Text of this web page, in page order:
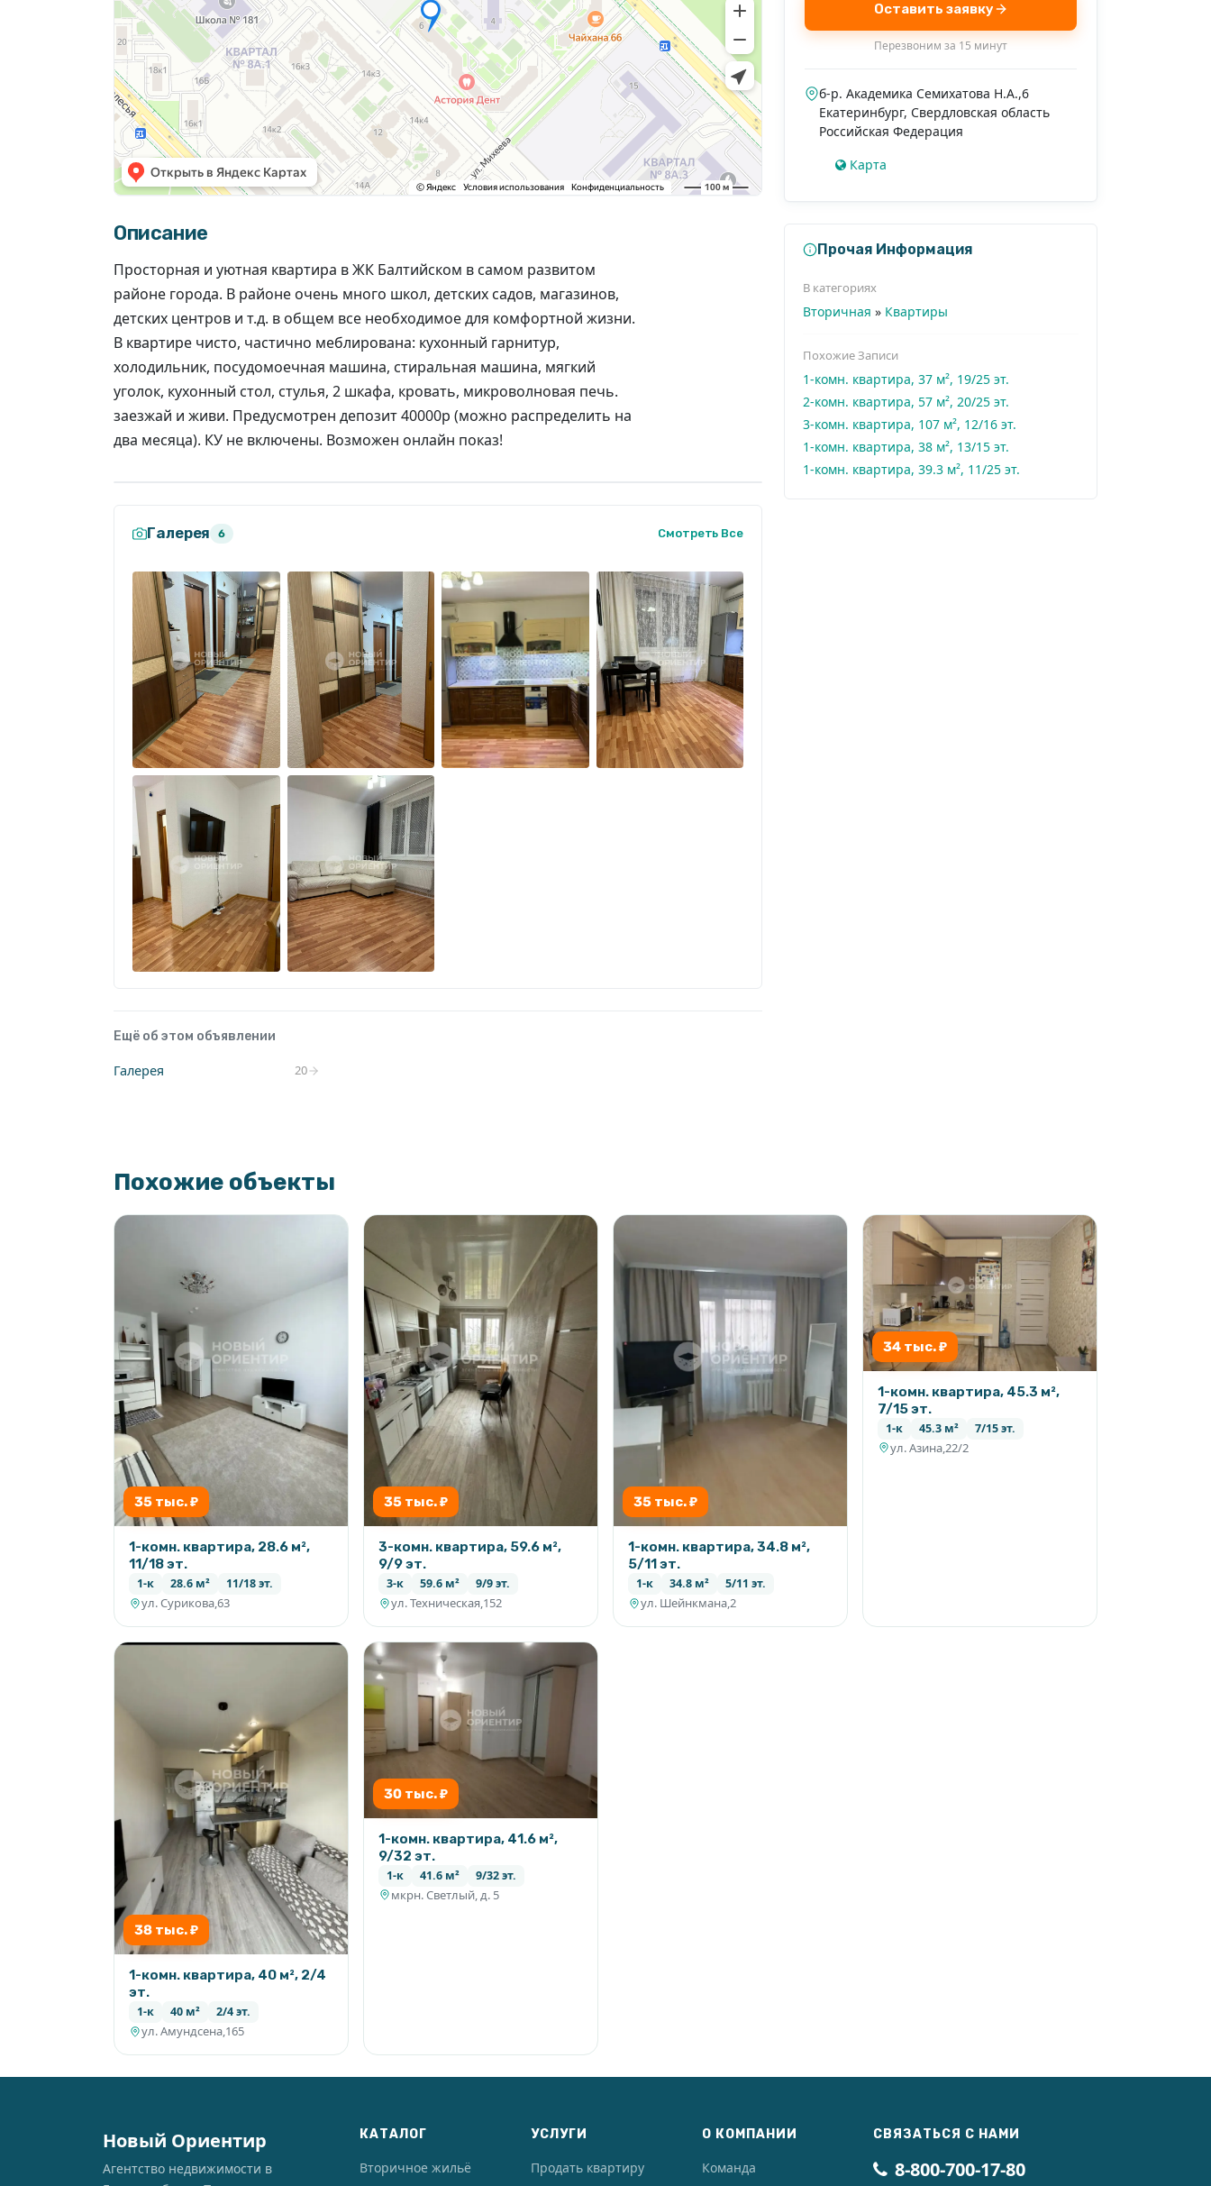
6
Описание
Просторная и уютная квартира в ЖК Балтийском в самом развитом
районе города. В районе очень много школ, детских садов, магазинов,
детских центров и т.д. в общем все необходимое для комфортной жизни.
В квартире чисто, частично меблирована: кухонный гарнитур,
холодильник, посудомоечная машина, стиральная машина, мягкий
уголок, кухонный стол, стулья, 2 шкафа, кровать, микроволновая печь.
заезжай и живи. Предусмотрен депозит 40000р (можно распределить на
два месяца). КУ не включены. Возможен онлайн показ!
Галерея 6 Смотреть Все
Ещё об этом объявлении
Галерея 20
Оставить заявку
Перезвоним за 15 минут
б-р. Академика Семихатова Н.А.,6
Екатеринбург, Свердловская область
Российская Федерация
Карта
Прочая Информация
В категориях
Вторичная » Квартиры
Похожие Записи
1-комн. квартира, 37 м², 19/25 эт.
2-комн. квартира, 57 м², 20/25 эт.
3-комн. квартира, 107 м², 12/16 эт.
1-комн. квартира, 38 м², 13/15 эт.
1-комн. квартира, 39.3 м², 11/25 эт.
Похожие объекты
35 тыс. ₽
1-комн. квартира, 28.6 м²,
11/18 эт.
1-к 28.6 м² 11/18 эт.
ул. Сурикова,63
35 тыс. ₽
3-комн. квартира, 59.6 м²,
9/9 эт.
3-к 59.6 м² 9/9 эт.
ул. Техническая,152
35 тыс. ₽
1-комн. квартира, 34.8 м²,
5/11 эт.
1-к 34.8 м² 5/11 эт.
ул. Шейнкмана,2
34 тыс. ₽
1-комн. квартира, 45.3 м²,
7/15 эт.
1-к 45.3 м² 7/15 эт.
ул. Азина,22/2
38 тыс. ₽
1-комн. квартира, 40 м², 2/4
эт.
1-к 40 м² 2/4 эт.
ул. Амундсена,165
30 тыс. ₽
1-комн. квартира, 41.6 м²,
9/32 эт.
1-к 41.6 м² 9/32 эт.
мкрн. Светлый, д. 5
Новый Ориентир
Агентство недвижимости в
КАТАЛОГ
Вторичное жильё
УСЛУГИ
Продать квартиру
О КОМПАНИИ
Команда
СВЯЗАТЬСЯ С НАМИ
8-800-700-17-80